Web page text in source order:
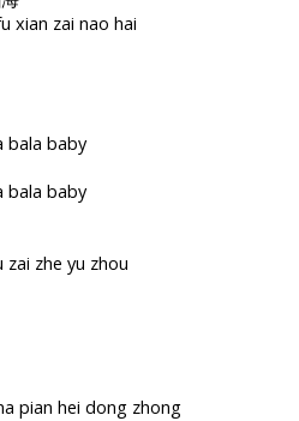
xian zai nao hai
bala baby
bala baby
zhe yu zhou
pian hei dong zhong